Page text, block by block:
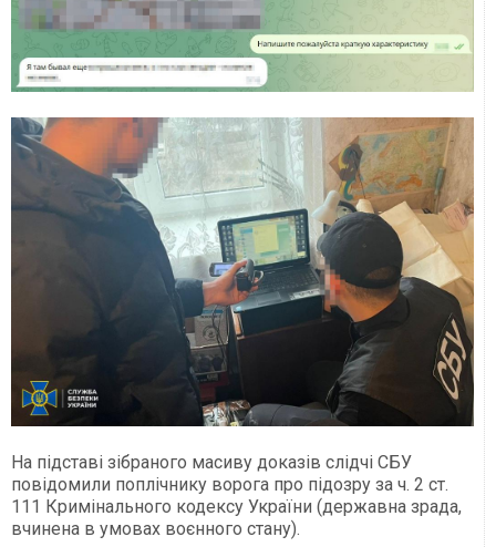
На підставі зібраного масиву доказів слідчі СБУ
повідомили поплічнику ворога про підозру за ч. 2 ст.
111 Кримінального кодексу України (державна зрада,
вчинена в умовах воєнного стану).